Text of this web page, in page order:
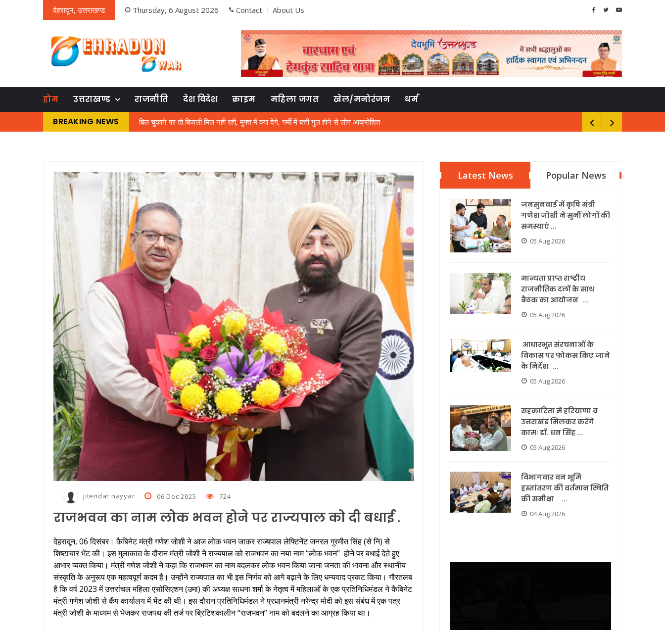
देहरादून, उत्तराखण्ड Thursday, 6 August 2026 Contact About Us
होम उत्तराखण्ड राजनीति देश विदेश क्राइम महिला जगत खेल/मनोरंजन
धर्म
BREAKING NEWS
बिल चुकाने पर तो बिजली मिल नहीं रही, मुफ्त में क्या देंगे, गर्मी में बत्ती गुल होने से लोग आक्रोशित
नशे में धुत चालक ने किया 50 यात्रियों की जान से खिलवाड़, पुलिस ने आरोपित को पकड़ा
हड़ताल पर गए बिजली विभाग के कर्मचारी, गर्मी से लोग परेशान, पानी का भी संकट
बनभूलपुर में एक हजार लोगों को नोटिस देकर जमीन खाली करने को कहा
घर में घुसकर गनप्‍वाइंट पर महिला से दुष्कर्म का प्रयास, शोरा मचाने पर चेन छीनकर आरोपित फरार
स्थायी लोक अदालत में जनउपयोगी सेवाओं का तेजी से होता है निस्तारण
काशीपुर में बर्थडे पार्टी में महिलाओं से छेड़छाड़ के विरोध पर फोड़ा सिर, कोतवाली में मुकदमा दर्ज
भौतिक विज्ञान के शिक्षक को तरसे अटल उत्कृष्ट विद्यालय के विद्यार्थी
jitendar nayyar 06 Dec 2025 724
राजभवन का नाम लोक भवन होने पर राज्यपाल को दी बधाई .
देहरादून, 06 दिसंबर। कैबिनेट मंत्री गणेश जोशी ने आज लोक भवन जाकर राज्यपाल लेफ्टिनेंट जनरल गुरमीत सिंह (से नि) से
शिष्टाचार भेंट की। इस मुलाकात के दौरान मंत्री जोशी ने राज्यपाल को राजभवन का नया नाम “लोक भवन” होने पर बधाई देते हुए
आभार व्यक्त किया। मंत्री गणेश जोशी ने कहा कि राजभवन का नाम बदलकर लोक भवन किया जाना जनता की भावना और स्थानीय
संस्कृति के अनुरूप एक महत्वपूर्ण कदम है। उन्होंने राज्यपाल का भी इस निर्णय को आगे बढ़ाने के लिए धन्यवाद प्रकट किया। गौरतलब
है कि वर्ष 2023 में उत्तरांचल महिला एसोसिएशन (उमा) की अध्यक्ष साधना शर्मा के नेतृत्व में महिलाओं के एक प्रतिनिधिमंडल ने कैबिनेट
मंत्री गणेश जोशी से कैंप कार्यालय में भेंट की थी। इस दौरान प्रतिनिधिमंडल ने प्रधानमंत्री नरेन्द्र मोदी को इस संबंध में एक पत्र
मंत्री जोशी के माध्यम से भेजकर राजपथ की तर्ज पर ब्रिटिशकालीन ‘‘राजभवन’’ नाम को बदलने का आग्रह किया था।
Latest News Popular News
जनसुनवाई में कृषि मंत्री
गणेश जोशी ने सुनीं लोगों की
समस्याएं ...
05 Aug 2026
मान्यता प्राप्त राष्ट्रीय
राजनीतिक दलों के साथ
बैठक का आयोजन ...
05 Aug 2026
आधारभूत संरचनाओं के
विकास पर फोकस किए जाने
के निर्देश ...
05 Aug 2026
सहकारिता में हरियाणा व
उत्तराखंड मिलकर करेंगे
कामः डाॅ. धन सिंह ...
05 Aug 2026
विभागवार वन भूमि
हस्तांतरण की वर्तमान स्थिति
की समीक्षा ...
04 Aug 2026